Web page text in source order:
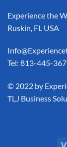
Experience the
Ruskin, FL USA
Tel: 813-445-
​© 2022 by
TLJ Business